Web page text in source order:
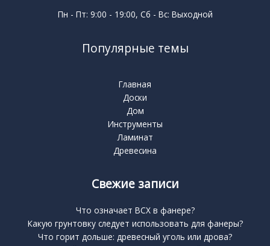
Пн - Пт: 9:00 - 19:00, Сб - Вс: Выходной
Популярные темы
Главная
Доски
Дом
Инструменты
Ламинат
Древесина
Свежие записи
Что означает BCX в фанере?
Какую грунтовку следует использовать для фанеры?
Что горит дольше: древесный уголь или дрова?